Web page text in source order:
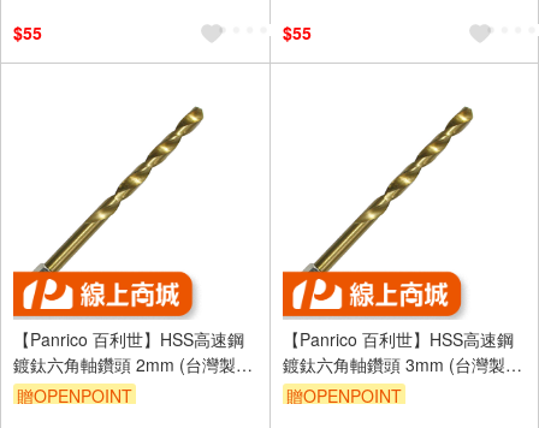
$55
$55
【Panrico 百利世】HSS高速鋼
鍍鈦六角軸鑽頭 2mm (台灣製
造)
贈OPENPOINT
【Panrico 百利世】HSS高速鋼
鍍鈦六角軸鑽頭 3mm (台灣製
造)
贈OPENPOINT